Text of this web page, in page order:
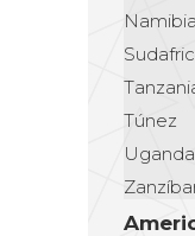
Namibia
Túnez
Uganda